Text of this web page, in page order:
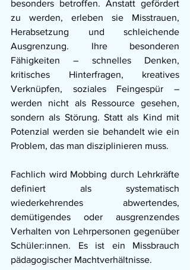
besonders betroffen. Anstatt gefördert
zu werden, erleben sie Misstrauen,
Herabsetzung und schleichende
Ausgrenzung. Ihre besonderen
Fähigkeiten – schnelles Denken,
kritisches Hinterfragen, kreatives
Verknüpfen, soziales Feingespür –
werden nicht als Ressource gesehen,
sondern als Störung. Statt als Kind mit
Potenzial werden sie behandelt wie ein
Problem, das man disziplinieren muss.
Fachlich wird Mobbing durch Lehrkräfte
definiert als systematisch
wiederkehrendes abwertendes,
demütigendes oder ausgrenzendes
Verhalten von Lehrpersonen gegenüber
Schüler:innen.
Es ist ein Missbrauch
pädagogischer Machtverhältnisse.